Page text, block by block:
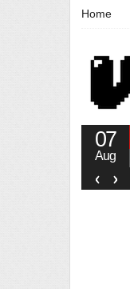
Home
07
Aug
‹ ›